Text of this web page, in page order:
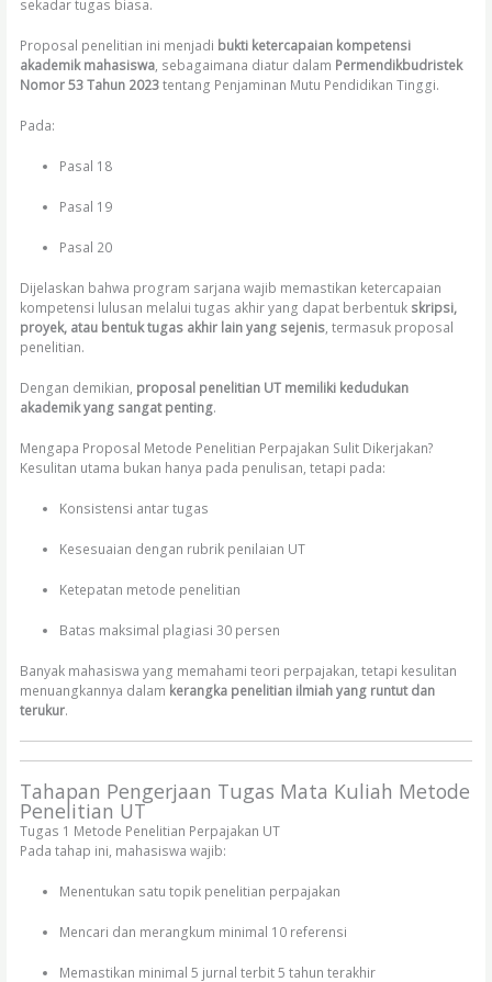
sekadar tugas biasa.
Proposal penelitian ini menjadi bukti ketercapaian kompetensi
akademik mahasiswa , sebagaimana diatur dalam Permendikbudristek
Nomor 53 Tahun 2023tentang Penjaminan Mutu Pendidikan Tinggi.
Pada:
Pasal 18
Pasal 19
Pasal 20
Dijelaskan bahwa program sarjana wajib memastikan ketercapaian
kompetensi lulusan melalui tugas akhir yang dapat berbentuk skripsi,
proyek, atau bentuk tugas akhir lain yang sejenis , termasuk proposal
penelitian.
Dengan demikian, proposal penelitian UT memiliki kedudukan
akademik yang sangat penting.
Mengapa Proposal Metode Penelitian Perpajakan Sulit Dikerjakan?
Kesulitan utama bukan hanya pada penulisan, tetapi pada:
Konsistensi antar tugas
Kesesuaian dengan rubrik penilaian UT
Ketepatan metode penelitian
Batas maksimal plagiasi 30 persen
Banyak mahasiswa yang memahami teori perpajakan, tetapi kesulitan
menuangkannya dalam kerangka penelitian ilmiah yang runtut dan
terukur.
Tahapan Pengerjaan Tugas Mata Kuliah Metode
Penelitian UT
Tugas 1 Metode Penelitian Perpajakan UT
Pada tahap ini, mahasiswa wajib:
Menentukan satu topik penelitian perpajakan
Mencari dan merangkum minimal 10 referensi
Memastikan minimal 5 jurnal terbit 5 tahun terakhir